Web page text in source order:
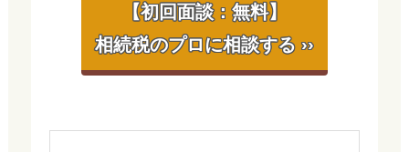
【初回面談：無料】
相続税のプロに相談する ››